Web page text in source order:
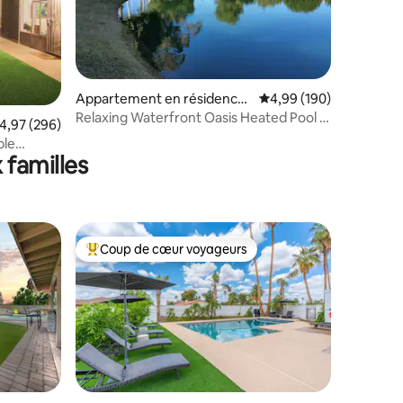
: 4,99 sur 5
moyenne sur la base de 296 commentaires : 4,97 sur 5
4,97 (296)
Appartement en résidence
⋅ Phoenix
Évaluation moyenne
4,99 (190)
Relaxing Waterfront Oasis Heated Pool &
familles
Coups de cœur voyageurs les plus appréciés
Coup de cœur voyageurs